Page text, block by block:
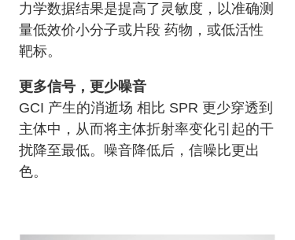
力学数据结果是提高了灵敏度，以准确测
量低效价小分子或片段 药物，或低活性
靶标。
更多信号，更少噪音
GCI 产生的消逝场 相比 SPR 更少穿透到
主体中，从而将主体折射率变化引起的干
扰降至最低。噪音降低后，信噪比更出
色。